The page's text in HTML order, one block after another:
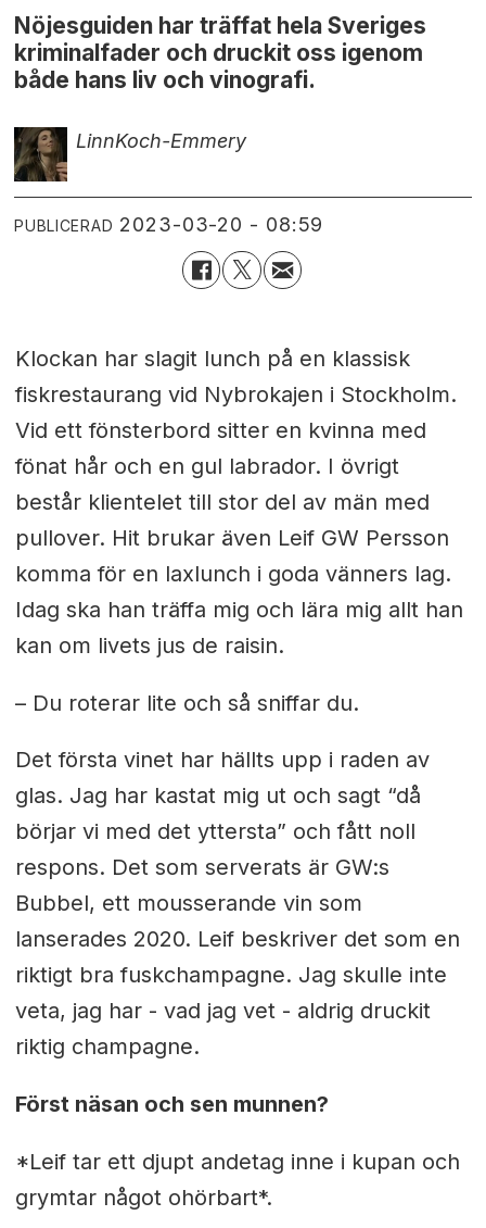
Nöjesguiden har träffat hela Sveriges
kriminalfader och druckit oss igenom
både hans liv och vinografi.
LinnKoch-Emmery
PUBLICERAD 2023-03-20 - 08:59
Klockan har slagit lunch på en klassisk
fiskrestaurang vid Nybrokajen i Stockholm.
Vid ett fönsterbord sitter en kvinna med
fönat hår och en gul labrador. I övrigt
består klientelet till stor del av män med
pullover. Hit brukar även Leif GW Persson
komma för en laxlunch i goda vänners lag.
Idag ska han träffa mig och lära mig allt han
kan om livets jus de raisin.
– Du roterar lite och så sniffar du.
Det första vinet har hällts upp i raden av
glas. Jag har kastat mig ut och sagt “då
börjar vi med det yttersta” och fått noll
respons. Det som serverats är GW:s
Bubbel, ett mousserande vin som
lanserades 2020. Leif beskriver det som en
riktigt bra fuskchampagne. Jag skulle inte
veta, jag har - vad jag vet - aldrig druckit
riktig champagne.
Först näsan och sen munnen?
*Leif tar ett djupt andetag inne i kupan och
grymtar något ohörbart*.